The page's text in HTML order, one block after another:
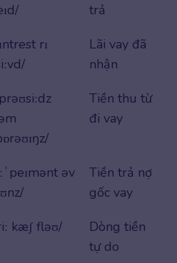
trả
rɪ
Lãi vay đã
nhận
Tiền thu từ
đi vay
əv
Tiền trả nợ
gốc vay
kæʃ fləʊ/
Dòng tiền
tự do